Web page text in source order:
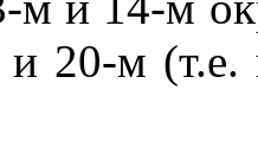
20-м (т.е.